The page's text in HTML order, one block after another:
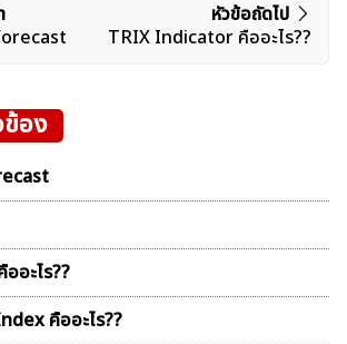
หัวข้อถัดไป
TRIX Indicator คืออะไร??
อง
อะไร??
คืออะไร??